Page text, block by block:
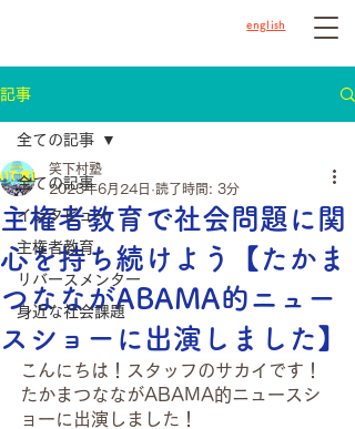
english
記事
全ての記事
インタビュー
主権者教育
リバースメンター
身近な社会課題
全ての記事
主権者教育で社会問題に関
心を持ち続けよう【たかま
つなながABAMA的ニュー
スショーに出演しました】
笑下村塾
2023年6月24日 読了時間: 3分
こんにちは！スタッフのサカイです！
たかまつなながABAMA的ニュースシ
ョーに出演しました！